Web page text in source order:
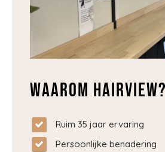
Waarom Hairview?
Ruim 35 jaar ervaring
Persoonlijke benadering